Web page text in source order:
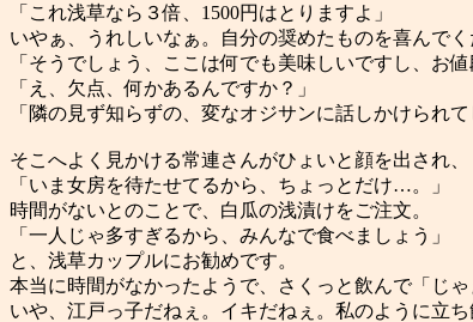
「これ浅草なら３倍、1500円はとりますよ」
いやぁ、うれしいなぁ。自分の奨めたものを喜んで
「そうでしょう、ここは何でも美味しいですし、お
「え、欠点、何かあるんですか？」
「隣の見ず知らずの、変なオジサンに話しかけられ
そこへよく見かける常連さんがひょいと顔を出され、
「いま女房を待たせてるから、ちょっとだけ…。」
時間がないとのことで、白瓜の浅漬けをご注文。
「一人じゃ多すぎるから、みんなで食べましょう」
と、浅草カップルにお勧めです。
本当に時間がなかったようで、さくっと飲んで「じ
いや、江戸っ子だねぇ。イキだねぇ。私のように立